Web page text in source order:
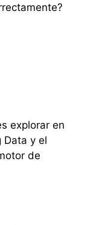
explorar en
Data y el
de